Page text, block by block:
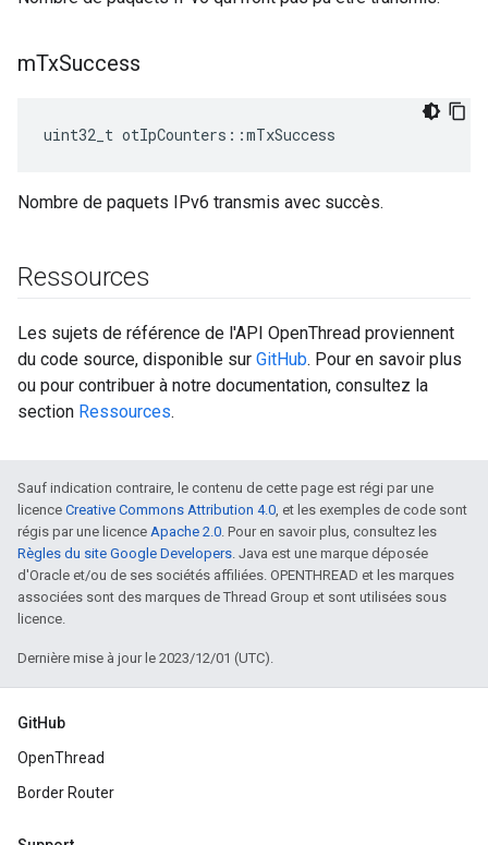
mTxSuccess
uint32_t otIpCounters ::mTxSuccess
Nombre de paquets IPv6 transmis avec succès.
Ressources
Les sujets de référence de l'API OpenThread proviennent
du code source, disponible sur GitHub. Pour en savoir plus
ou pour contribuer à notre documentation, consultez la
section Ressources.
Sauf indication contraire, le contenu de cette page est régi par une
licence Creative Commons Attribution 4.0, et les exemples de code sont
régis par une licence Apache 2.0. Pour en savoir plus, consultez les
Règles du site Google Developers. Java est une marque déposée
d'Oracle et/ou de ses sociétés affiliées. OPENTHREAD et les marques
associées sont des marques de Thread Group et sont utilisées sous
licence.
Dernière mise à jour le 2023/12/01 (UTC).
GitHub
OpenThread
Border Router